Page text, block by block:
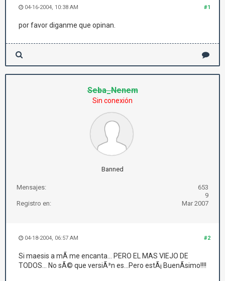
#1
04-16-2004, 10:38 AM
por favor diganme que opinan.
Seba_Nenem
Sin conexión
Banned
Mensajes:
653
9
Registro en:
Mar 2007
#2
04-18-2004, 06:57 AM
Si maesis a mÃ­ me encanta... PERO EL MAS VIEJO DE
TODOS... No sÃ© que versiÃ³n es...Pero estÃ¡ BuenÃ­simo!!!!